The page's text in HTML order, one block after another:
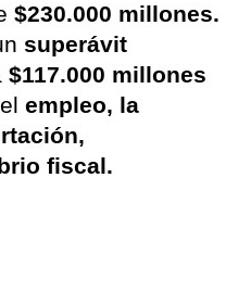
$230.000 millones.
superávit
$117.000 millones
el empleo, la
fiscal.